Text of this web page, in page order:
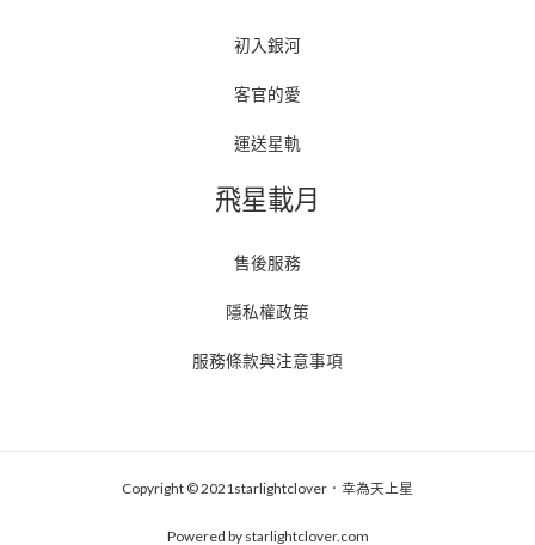
初入銀河
客官的愛
運送星軌
飛星載月
售後服務
隱私權政策
服務條款與注意事項
Copyright © 2021starlightclover．幸為天上星
Powered by starlightclover.com